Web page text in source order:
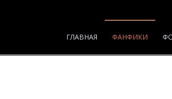
ГЛАВНАЯ ФАНФИКИ